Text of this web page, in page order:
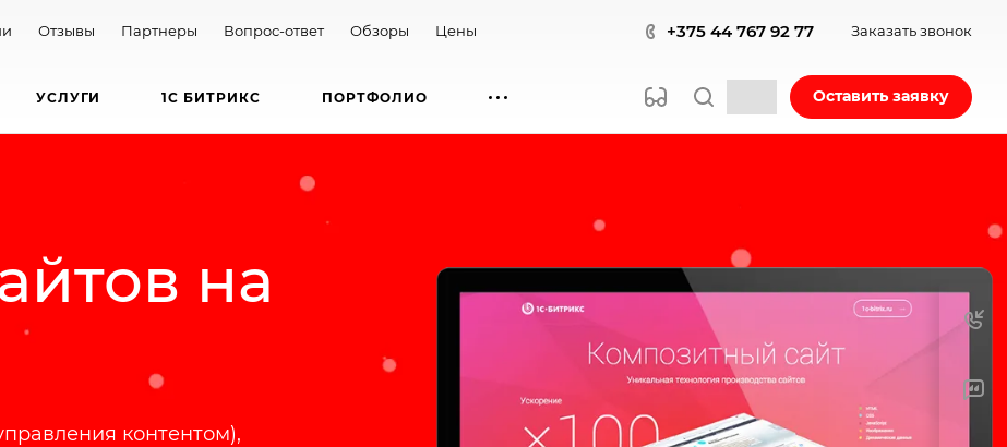
Отзывы Партнеры Вопрос-ответ Обзоры Цены +375 44 767 92 77 Заказать звонок
УСЛУГИ 1С БИТРИКС ПОРТФОЛИО Оставить заявку
на
контентом),